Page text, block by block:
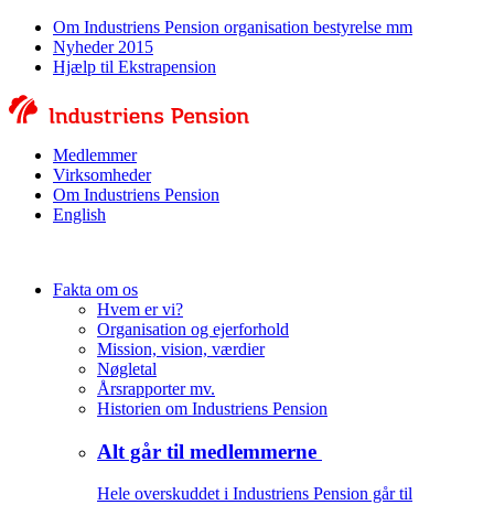
Om Industriens Pension organisation bestyrelse mm
Nyheder 2015
Hjælp til Ekstrapension
Medlemmer
Virksomheder
Om Industriens Pension
English
Fakta om os
Hvem er vi?
Organisation og ejerforhold
Mission, vision, værdier
Nøgletal
Årsrapporter mv.
Historien om Industriens Pension
Alt går til medlemmerne
Hele overskuddet i Industriens Pension går til